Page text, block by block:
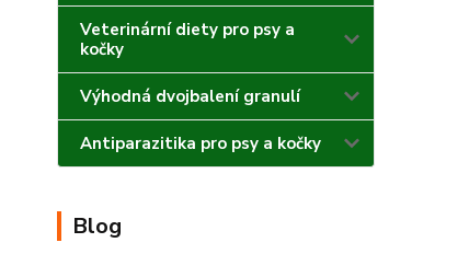
Veterinární diety pro psy a
kočky
Výhodná dvojbalení granulí
Antiparazitika pro psy a kočky
Blog